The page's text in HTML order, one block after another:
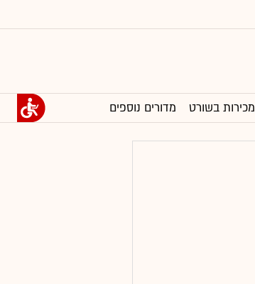
מכירות בשורט מדורים נוספים